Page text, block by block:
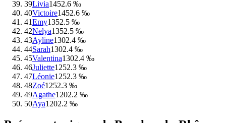
39Livia1452.6 ‰
40Victoire1452.6 ‰
41Emy1352.5 ‰
42Nelya1352.5 ‰
43Ayline1302.4 ‰
44Sarah1302.4 ‰
45Valentina1302.4 ‰
46Juliette1252.3 ‰
47Léonie1252.3 ‰
48Zoé1252.3 ‰
49Agathe1202.2 ‰
50Aya1202.2 ‰